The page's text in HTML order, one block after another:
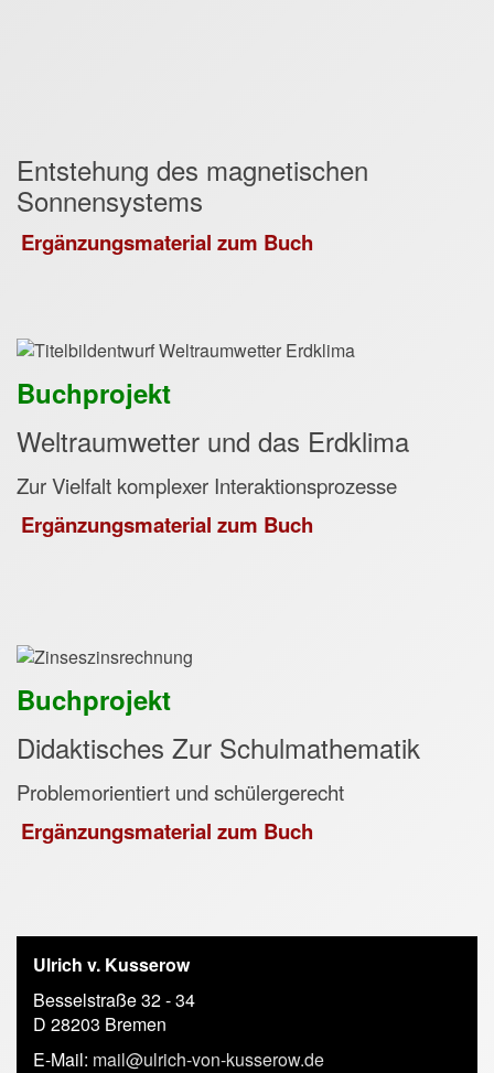
Entstehung des magnetischen
Sonnensystems
Ergänzungsmaterial zum Buch
Buchprojekt
Weltraumwetter und das Erdklima
Zur Vielfalt komplexer Interaktionsprozesse
Ergänzungsmaterial zum Buch
Buchprojekt
Didaktisches Zur Schulmathematik
Problemorientiert und schülergerecht
Ergänzungsmaterial zum Buch
Ulrich v. Kusserow
Besselstraße 32 - 34
D 28203 Bremen
E-Mail: mail@ulrich-von-kusserow.de